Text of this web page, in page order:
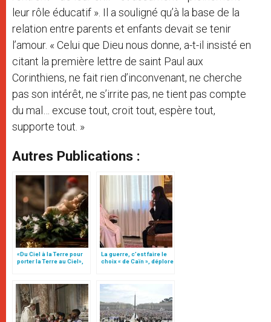
leur rôle éducatif ». Il a souligné qu’à la base de la
relation entre parents et enfants devait se tenir
l’amour. « Celui que Dieu nous donne, a-t-il insisté en
citant la première lettre de saint Paul aux
Corinthiens, ne fait rien d’inconvenant, ne cherche
pas son intérêt, ne s’irrite pas, ne tient pas compte
du mal… excuse tout, croit tout, espère tout,
supporte tout. »
Autres Publications :
«Du Ciel à la Terre pour
porter la Terre au Ciel»,
La guerre, c’est faire le
choix « de Caïn », déplore